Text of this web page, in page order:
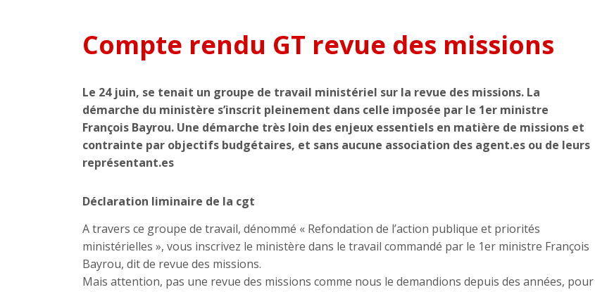
Compte rendu GT revue des missions
Le 24 juin, se tenait un groupe de travail ministériel sur la revue des missions. La
démarche du ministère s’inscrit pleinement dans celle imposée par le 1er ministre
François Bayrou. Une démarche très loin des enjeux essentiels en matière de missions et
contrainte par objectifs budgétaires, et sans aucune association des agent.es ou de leurs
représentant.es
Déclaration liminaire de la cgt
A travers ce groupe de travail, dénommé « Refondation de l’action publique et priorités
ministérielles », vous inscrivez le ministère dans le travail commandé par le 1er ministre François
Bayrou, dit de revue des missions.
Mais attention, pas une revue des missions comme nous le demandions depuis des années, pour